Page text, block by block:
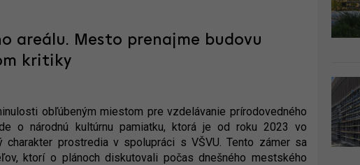
areálu. Mesto prenajme budovu
kritiky
obľúbeným miestom pre vzdelávanie prírodovedného
o národnú kultúrnu pamiatku, ktorá je od roku 2023 vo
prostredia v spolupráci s VŠVU. Tento zámer sa
ktorí o plánoch diskutovali počas dnešného mestského